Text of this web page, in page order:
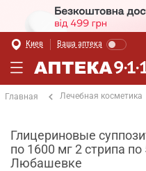
Киев Ваша аптека
Главная Лечебная косметика
Глицериновые
по 1600 мг 2 стрипа
Любашевке